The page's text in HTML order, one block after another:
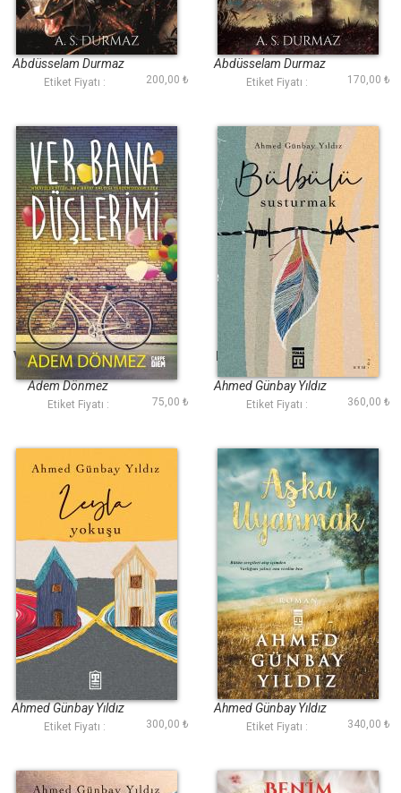
İlma III - Dunahın
Terazisi
Abdüsselam Durmaz
Etiket Fiyatı : 200,00 ₺
İlma I - Son Nişanlı
Abdüsselam Durmaz
Etiket Fiyatı : 170,00 ₺
Ver Bana Düşlerimi
(Ciltli Şömizli)
Adem Dönmez
Etiket Fiyatı : 75,00 ₺
Bülbülü Susturmak
Ahmed Günbay Yıldız
Etiket Fiyatı : 360,00 ₺
Leyla Yokuşu
Ahmed Günbay Yıldız
Etiket Fiyatı : 300,00 ₺
Aşka Uyanmak
Ahmed Günbay Yıldız
Etiket Fiyatı : 340,00 ₺